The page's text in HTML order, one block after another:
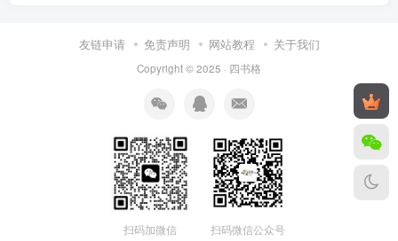
友链申请 免责声明 网站教程 关于我们
Copyright © 2025 · 四书格
扫码加微信 扫码微信公众号